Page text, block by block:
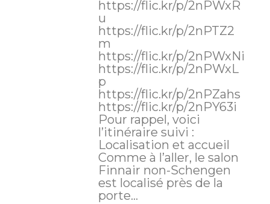
https://flic.kr/p/2nPWxR
u
https://flic.kr/p/2nPTZ2
m
https://flic.kr/p/2nPWxNi
https://flic.kr/p/2nPWxL
p
https://flic.kr/p/2nPZahs
https://flic.kr/p/2nPY63i
Pour rappel, voici
l’itinéraire suivi :
Localisation et accueil
Comme à l’aller, le salon
Finnair non-Schengen
est localisé près de la
porte...